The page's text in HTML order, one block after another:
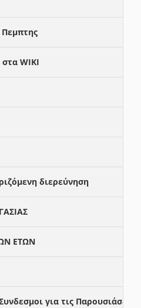
WIKI
διερεύνηση
ΕΤΩΝ
για τις Παρουσιάσεις